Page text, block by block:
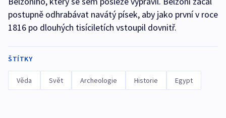
postupně odhrabávat navátý písek, aby jako první v roce
1816 po dlouhých tisíciletích vstoupil dovnitř.
ŠTÍTKY
Věda Svět Archeologie Historie Egypt